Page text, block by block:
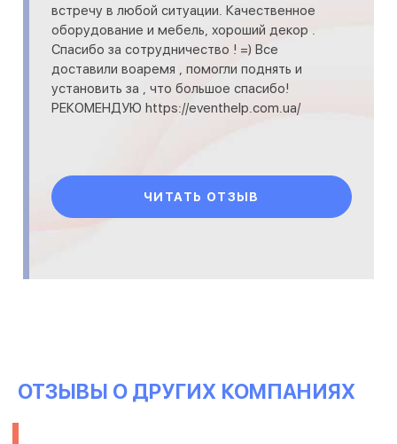
встречу в любой ситуации. Качественное
оборудование и мебель, хороший декор .
Спасибо за сотрудничество ! =) Все
доставили воаремя , помогли поднять и
установить за , что большое спасибо!
РЕКОМЕНДУЮ https://eventhelp.com.ua/
ЧИТАТЬ ОТЗЫВ
ОТЗЫВЫ О ДРУГИХ КОМПАНИЯХ